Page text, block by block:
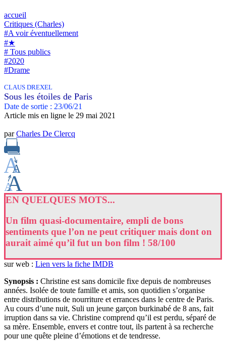
accueil
Critiques (Charles)
#A voir éventuellement
#★
# Tous publics
#2020
#Drame
CLAUS DREXEL
Sous les étoiles de Paris
Date de sortie : 23/06/21
Article mis en ligne le 29 mai 2021
parCharles De Clercq
EN QUELQUES MOTS...
Un film quasi-documentaire, empli de bons
sentiments que l’on ne peut critiquer mais dont on
aurait aimé qu’il fut un bon film ! 58/100
sur web : Lien vers la fiche IMDB
Synopsis : Christine est sans domicile fixe depuis de nombreuses
années. Isolée de toute famille et amis, son quotidien s’organise
entre distributions de nourriture et errances dans le centre de Paris.
Au cours d’une nuit, Suli un jeune garçon burkinabé de 8 ans, fait
irruption dans sa vie. Christine comprend qu’il est perdu, séparé de
sa mère. Ensemble, envers et contre tout, ils partent à sa recherche
pour une quête pleine d’émotions et de tendresse.